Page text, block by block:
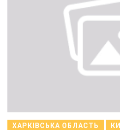
ХАРКІВСЬКА ОБЛАСТЬ